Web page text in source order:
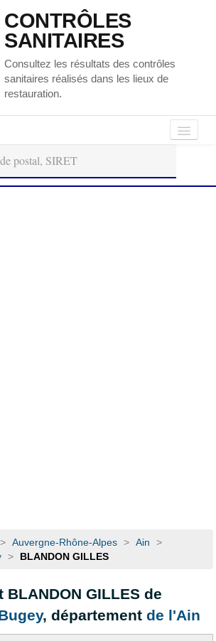
CONTRÔLES
SANITAIRES
Consultez les résultats des contrôles
sanitaires réalisés dans les lieux de
restauration.
Régions
> Auvergne-Rhône-Alpes > Ain
>
> BLANDON GILLES
GILLES de
, départementde l'Ain